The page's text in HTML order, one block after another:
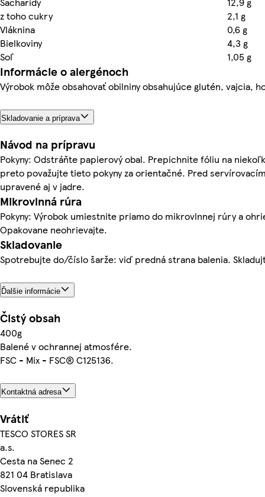
z toho cukry
2,1 g
Vláknina
0,6 g
Bielkoviny
4,3 g
Soľ
1,05 g
Informácie o alergénoch
Výrobok môže obsahovať obilniny obsahujúce glutén, vajcia,
Skladovanie a príprava
Návod na prípravu
Pokyny: Odstráňte papierový obal. Prepichnite fóliu na
preto považujte tieto pokyny za orientačné. Pred
upravené aj v jadre.
Mikrovlnná rúra
Pokyny: Výrobok umiestnite priamo do mikrovlnnej rúry a
Opakovane neohrievajte.
Skladovanie
Spotrebujte do/číslo šarže: viď predná strana balenia.
Ďalšie informácie
Čistý obsah
400g
Balené v ochrannej atmosfére.
FSC - Mix - FSC® C125136.
Kontaktná adresa
Vrátiť
TESCO STORES SR
a.s.
Cesta na Senec 2
821 04 Bratislava
Slovenská republika